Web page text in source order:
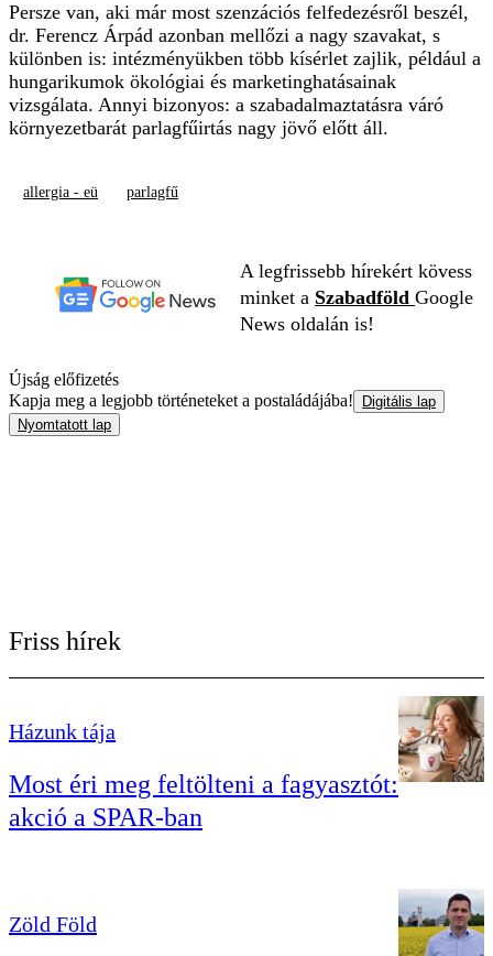
Persze van, aki már most szenzációs felfedezésről beszél,
dr. Ferencz Árpád azonban mellőzi a nagy szavakat, s
különben is: intézményükben több kísérlet zajlik, például a
hungarikumok ökológiai és marketinghatásainak
vizsgálata. Annyi bizonyos: a szabadalmaztatásra váró
környezetbarát parlagfűirtás nagy jövő előtt áll.
allergia - eü parlagfű
A legfrissebb hírekért kövess
minket a Szabadföld Google
News oldalán is!
Újság előfizetés
Kapja meg a legjobb történeteket a postaládájába!
Digitális lap
Nyomtatott lap
Friss hírek
Házunk tája
Most éri meg feltölteni a fagyasztót:
akció a SPAR-ban
Zöld Föld